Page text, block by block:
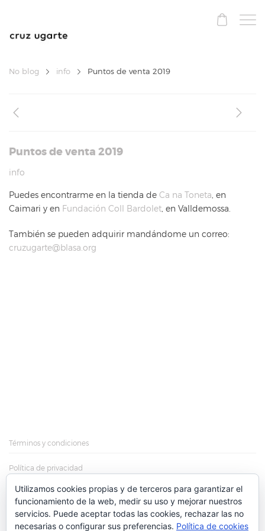
No blog info Puntos de venta 2019
Puntos de venta 2019
info
Puedes encontrarme en la tienda de Ca na Toneta , en
Caimari y en Fundación Coll Bardolet , en Valldemossa.
También se pueden adquirir mandándome un correo:
cruzugarte@blasa.org
Términos y condiciones
Política de privacidad
Política de cookies
Más información sobre las cookies
Utilizamos cookies propias y de terceros para garantizar el
funcionamiento de la web, medir su uso y mejorar nuestros
servicios. Puede aceptar todas las cookies, rechazar las no
necesarias o configurar sus preferencias. Política de cookies